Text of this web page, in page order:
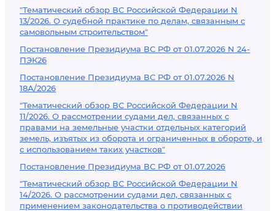
"Тематический обзор ВС Российской Федерации N
13/2026. О судебной практике по делам, связанным с
самовольным строительством"
Постановление Президиума ВС РФ от 01.07.2026 N 24-
ПЭК26
Постановление Президиума ВС РФ от 01.07.2026 N
18А/2026
"Тематический обзор ВС Российской Федерации N
11/2026. О рассмотрении судами дел, связанных с
правами на земельные участки отдельных категорий
земель, изъятых из оборота и ограниченных в обороте, и
с использованием таких участков"
Постановление Президиума ВС РФ от 01.07.2026
"Тематический обзор ВС Российской Федерации N
14/2026. О рассмотрении судами дел, связанных с
применением законодательства о противодействии